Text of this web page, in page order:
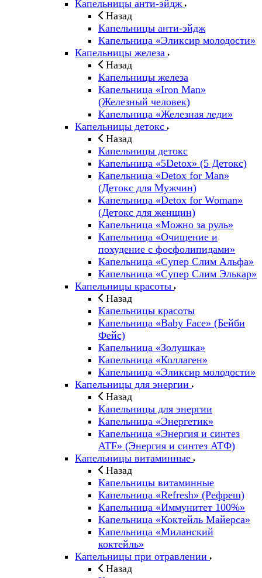
Капельницы анти-эйдж
Назад
Капельницы анти-эйдж
Капельница «Эликсир молодости»
Капельницы железа
Назад
Капельницы железа
Капельница «Iron Man»
(Железный человек)
Капельница «Железная леди»
Капельницы детокс
Назад
Капельницы детокс
Капельница «5Detox» (5 Детокс)
Капельница «Detox for Man»
(Детокс для Мужчин)
Капельница «Detox for Woman»
(Детокс для женщин)
Капельница «Можно за руль»
Капельница «Очищение и
похудение с фосфолипидами»
Капельница «Супер Слим Альфа»
Капельница «Супер Слим Элькар»
Капельницы красоты
Назад
Капельницы красоты
Капельница «Baby Face» (Бейби
Фейс)
Капельница «Золушка»
Капельница «Коллаген»
Капельница «Эликсир молодости»
Капельницы для энергии
Назад
Капельницы для энергии
Капельница «Энергетик»
Капельница «Энергия и синтез
ATF» (Энергия и синтез АТФ)
Капельницы витаминные
Назад
Капельницы витаминные
Капельница «Refresh» (Рефреш)
Капельница «Иммунитет 100%»
Капельница «Коктейль Майерса»
Капельница «Миланский
коктейль»
Капельницы при отравлении
Назад